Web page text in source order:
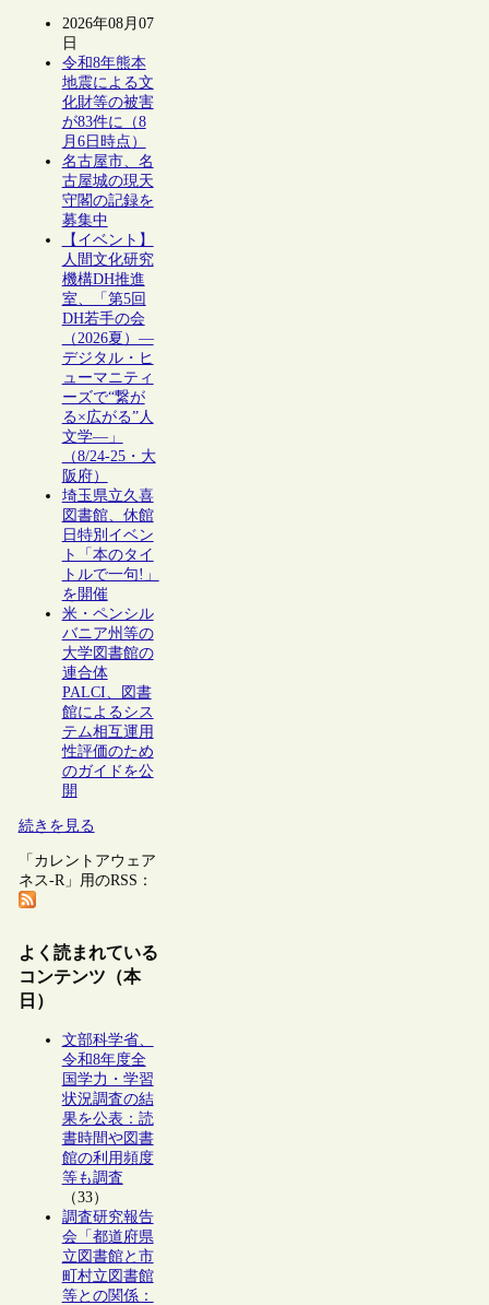
2026年08月07
日
令和8年熊本
地震による文
化財等の被害
が83件に（8
月6日時点）
名古屋市、名
古屋城の現天
守閣の記録を
募集中
【イベント】
人間文化研究
機構DH推進
室、「第5回
DH若手の会
（2026夏）―
デジタル・ヒ
ューマニティ
ーズで“繋が
る×広がる”人
文学―」
（8/24-25・大
阪府）
埼玉県立久喜
図書館、休館
日特別イベン
ト「本のタイ
トルで一句!」
を開催
米・ペンシル
バニア州等の
大学図書館の
連合体
PALCI、図書
館によるシス
テム相互運用
性評価のため
のガイドを公
開
続きを見る
「カレントアウェア
ネス-R」用のRSS：
よく読まれている
コンテンツ（本
日）
文部科学省、
令和8年度全
国学力・学習
状況調査の結
果を公表：読
書時間や図書
館の利用頻度
等も調査
（33）
調査研究報告
会「都道府県
立図書館と市
町村立図書館
等との関係：